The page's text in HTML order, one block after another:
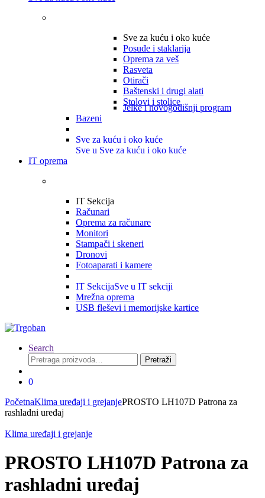
Sve za kuću i oko kuće
Posuđe i staklarija
Oprema za veš
Rasveta
Otirači
Baštenski i drugi alati
Stolovi i stolice
Jelke i novogodišnji program
Bazeni
Sve za kuću i oko kuće
Sve u Sve za kuću i oko kuće
IT oprema
IT Sekcija
Računari
Oprema za računare
Monitori
Stampači i skeneri
Dronovi
Fotoaparati i kamere
IT SekcijaSve u IT sekciji
Mrežna oprema
USB fleševi i memorijske kartice
Search
Pretraga
za:
Pretraži
0
PočetnaKlima uređaji i grejanjePROSTO LH107D Patrona za
rashladni uređaj
Klima uređaji i grejanje
PROSTO LH107D Patrona za
rashladni uređaj